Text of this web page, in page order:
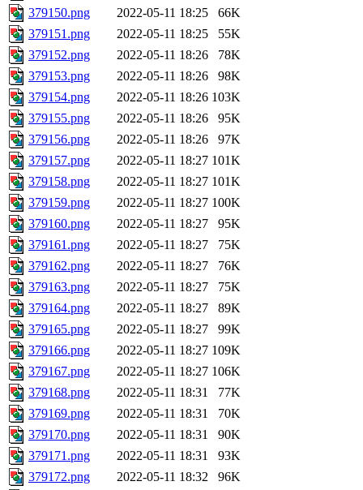
379150.png
2022-05-11 18:25
66K
379151.png
2022-05-11 18:25
55K
379152.png
2022-05-11 18:26
78K
379153.png
2022-05-11 18:26
98K
379154.png
2022-05-11 18:26 103K
379155.png
2022-05-11 18:26
95K
379156.png
2022-05-11 18:26
97K
379157.png
2022-05-11 18:27 101K
379158.png
2022-05-11 18:27 101K
379159.png
2022-05-11 18:27 100K
379160.png
2022-05-11 18:27
95K
379161.png
2022-05-11 18:27
75K
379162.png
2022-05-11 18:27
76K
379163.png
2022-05-11 18:27
75K
379164.png
2022-05-11 18:27
89K
379165.png
2022-05-11 18:27
99K
379166.png
2022-05-11 18:27 109K
379167.png
2022-05-11 18:27 106K
379168.png
2022-05-11 18:31
77K
379169.png
2022-05-11 18:31
70K
379170.png
2022-05-11 18:31
90K
379171.png
2022-05-11 18:31
93K
379172.png
2022-05-11 18:32
96K